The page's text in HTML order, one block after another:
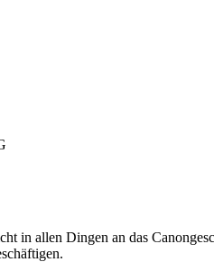
in allen Dingen an das